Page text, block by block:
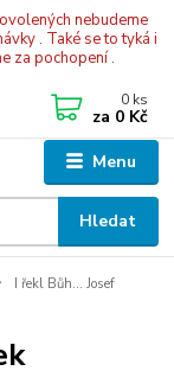
nebudeme
. Také se to tyká i
za pochopení .
Menu
Hledat
0 ks
za 0 Kč
I řekl Bůh... Josef